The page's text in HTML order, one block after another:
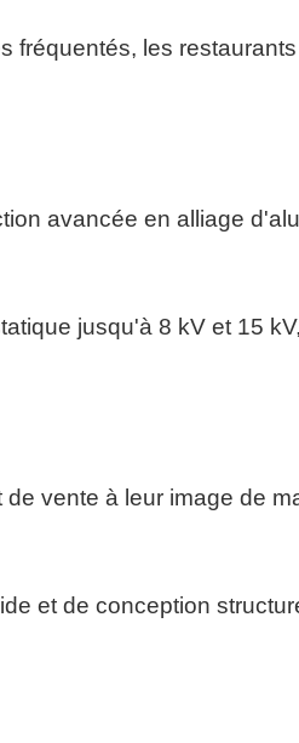
fréquentés, les
avancée en alliage
jusqu'à 8 kV et 15
vente à leur image de
et de conception